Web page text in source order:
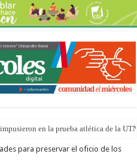
en la prueba atlética de la
para preservar el oficio de los